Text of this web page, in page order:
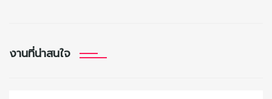
งานที่น่าสนใจ